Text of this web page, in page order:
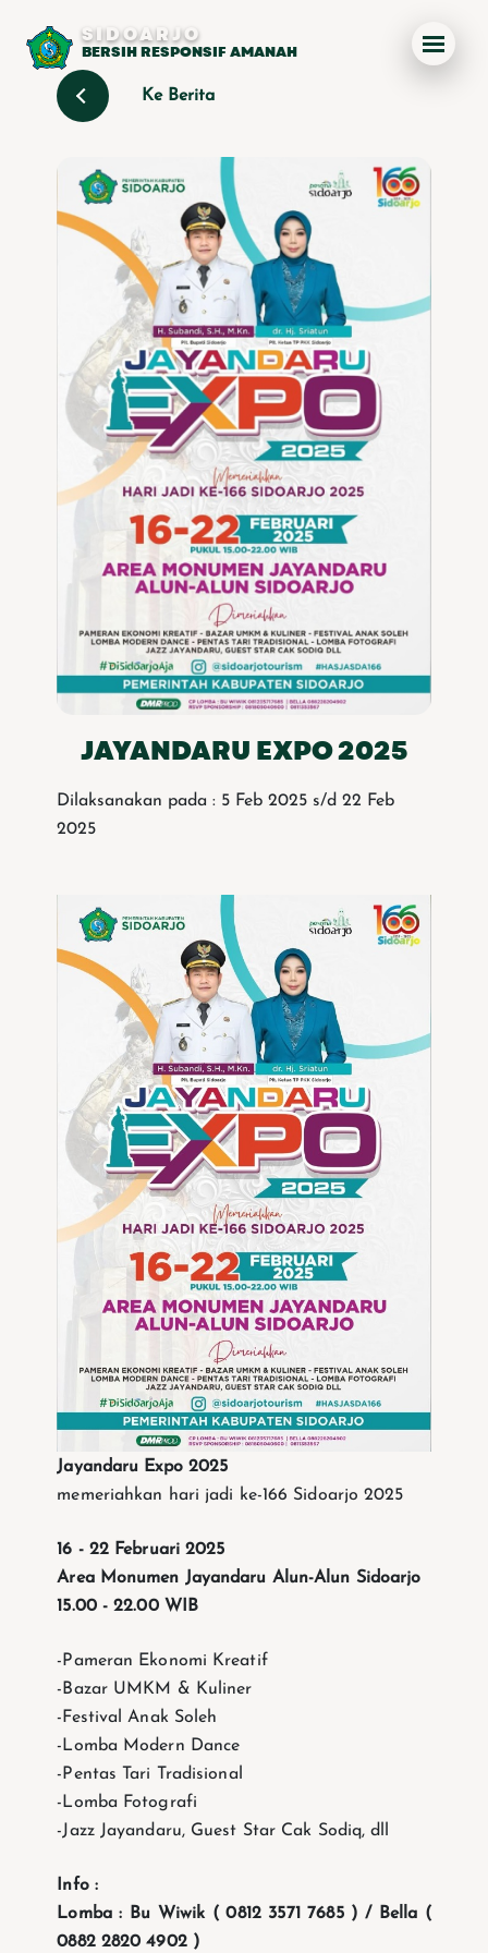
SIDOARJO
BERSIH RESPONSIF AMANAH
Ke Berita
JAYANDARU EXPO 2025
Dilaksanakan pada : 5 Feb 2025 s/d 22 Feb
2025
Jayandaru Expo 2025
memeriahkan hari jadi ke-166 Sidoarjo 2025
16 - 22 Februari 2025
Area Monumen Jayandaru Alun-Alun Sidoarjo
15.00 - 22.00 WIB
-Pameran Ekonomi Kreatif
-Bazar UMKM & Kuliner
-Festival Anak Soleh
-Lomba Modern Dance
-Pentas Tari Tradisional
-Lomba Fotografi
-Jazz Jayandaru, Guest Star Cak Sodiq, dll
Info :
Lomba : Bu Wiwik ( 0812 3571 7685 ) / Bella (
0882 2820 4902 )